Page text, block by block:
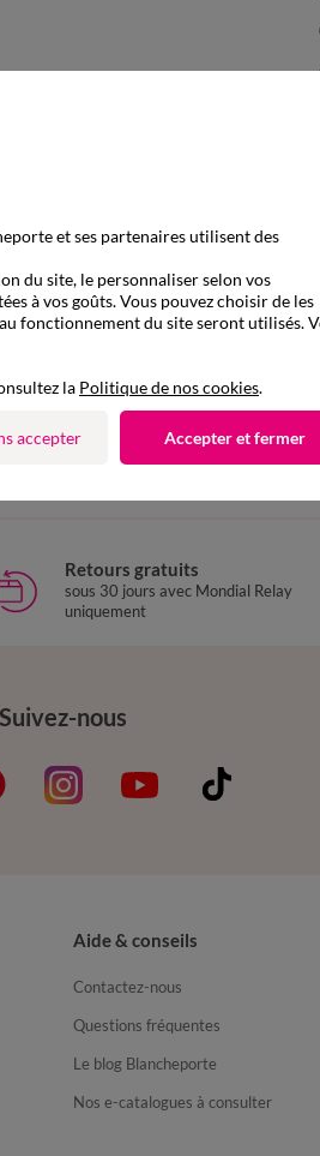
sans armatures
Soutien-gorge post-opératoire
Retours gratuits
sous 30 jours avec Mondial Relay
uniquement
Suivez-nous
Aide & conseils
Contactez-nous
Questions fréquentes
Le blog Blancheporte
Nos e-catalogues à consulter
et ses partenaires utilisent des
du site, le personnaliser selon vos
à vos goûts. Vous pouvez choisir de les
fonctionnement du site seront utilisés.
la Politique de nos cookies.
accepter Accepter et fermer